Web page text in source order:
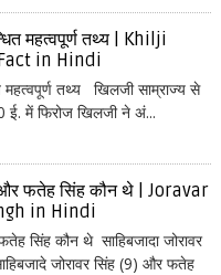
महत्वपूर्ण तथ्य | Khilji
in Hindi
महत्वपूर्ण तथ्य खिलजी साम्राज्य से
ई. में फिरोज खिलजी ने अं...
और फतेह सिंह कौन थे | Joravar
in Hindi
सिंह कौन थे साहिबजादा जोरावर
जोरावर सिंह (9) और फतेह